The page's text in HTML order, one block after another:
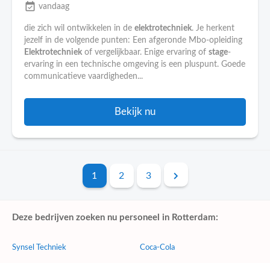
event_available vandaag
die zich wil ontwikkelen in de elektrotechniek. Je herkent
jezelf in de volgende punten: Een afgeronde Mbo-opleiding
Elektrotechniek of vergelijkbaar. Enige ervaring of stage-
ervaring in een technische omgeving is een pluspunt. Goede
communicatieve vaardigheden...
Bekijk nu
1 2 3
Deze bedrijven zoeken nu personeel in Rotterdam:
Synsel Techniek Coca-Cola